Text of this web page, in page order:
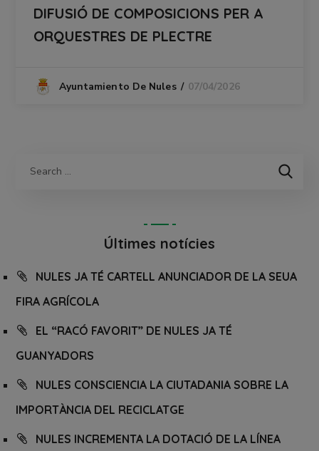
DIFUSIÓ DE COMPOSICIONS PER A
ORQUESTRES DE PLECTRE
Ayuntamiento De Nules 07/04/2026
Últimes notícies
NULES JA TÉ CARTELL ANUNCIADOR DE LA SEUA
FIRA AGRÍCOLA
EL “RACÓ FAVORIT” DE NULES JA TÉ
GUANYADORS
NULES CONSCIENCIA LA CIUTADANIA SOBRE LA
IMPORTÀNCIA DEL RECICLATGE
NULES INCREMENTA LA DOTACIÓ DE LA LÍNEA